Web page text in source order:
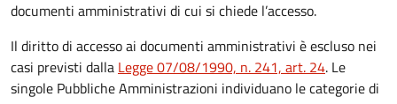
documenti amministrativi di cui si chiede l’accesso.
Il diritto di accesso ai documenti amministrativi è escluso nei
casi previsti dalla Legge 07/08/1990, n. 241, art. 24. Le
singole Pubbliche Amministrazioni individuano le categorie di